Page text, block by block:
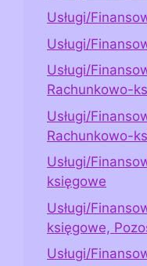
Usługi/
Usługi/
Usługi/
Rachunkowo-
Usługi/
Rachunkowo-
Usługi/
księgowe
Usługi/
księgowe,
Usługi/